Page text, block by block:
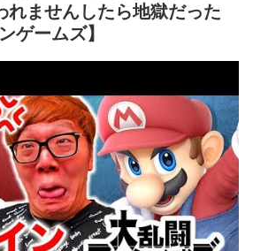
れませんしたら地獄だった
ゲームズ】